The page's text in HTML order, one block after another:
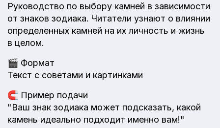
Руководство по выбору камней в зависимости
от знаков зодиака. Читатели узнают о влиянии
определенных камней на их личность и жизнь
в целом.
🎬 Формат
Текст с советами и картинками
🧲 Пример подачи
"Ваш знак зодиака может подсказать, какой
камень идеально подходит именно вам!"